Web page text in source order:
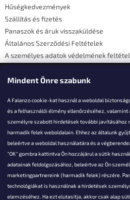
Mindent Önre szabunk
A Falanzo cookie-kat használ a weboldal
és a felhasználói élmény ellenőrzéséhez, valamint
személyre szabott hirdetések további javításához
harmadik felek weboldalain. Ehhez az általunk
beleértve a weboldal használatára és a
"OK" gombra kattintva Ön hozzájárul a sütik
adatainak feldolgozásához, beleértve az Ön
marketingpartnereink (harmadik felek) részére.
technológiákat is használnak a hirdetések
elemzéséhez. Ha ezt elutasítja, akkor csak alap
Hűségkedvezmények
Szállítás és fizetés
Panaszok és áruk visszaküldése
Általános Szerződési Feltételek
A személyes adatok védelmének
Elérhetőségi adatok
Akarsz kérdezni valamit?
info@falanzo.hu